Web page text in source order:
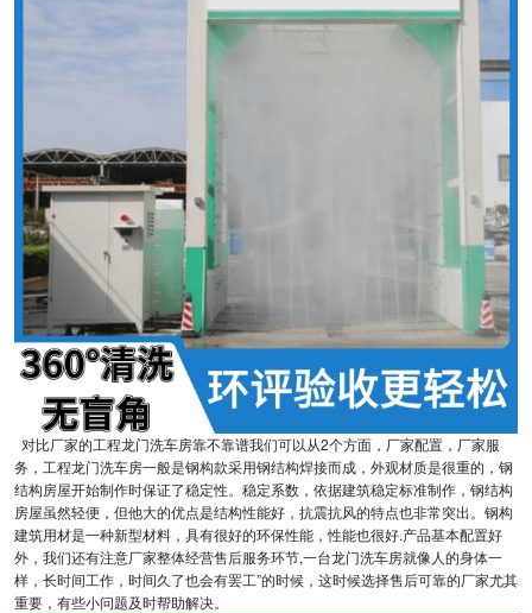
对比厂家的工程龙门洗车房靠不靠谱我们可以从2个方面，厂家配置，厂家服
务，工程龙门洗车房一般是钢构款采用钢结构焊接而成，外观材质是很重的，钢
结构房屋开始制作时保证了稳定性。稳定系数，依据建筑稳定标准制作，钢结构
房屋虽然轻便，但他大的优点是结构性能好，抗震抗风的特点也非常突出。钢构
建筑用材是一种新型材料，具有很好的环保性能，性能也很好.产品基本配置好
外，我们还有注意厂家整体经营售后服务环节,一台龙门洗车房就像人的身体一
样，长时间工作，时间久了也会有罢工”的时候，这时候选择售后可靠的厂家尤其
重要，有些小问题及时帮助解决。